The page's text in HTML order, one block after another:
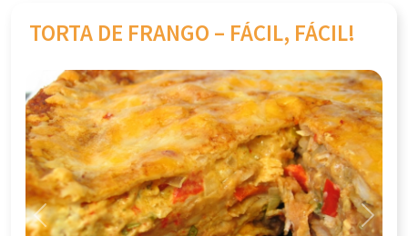
TORTA DE FRANGO – FÁCIL, FÁCIL!
Previous Next